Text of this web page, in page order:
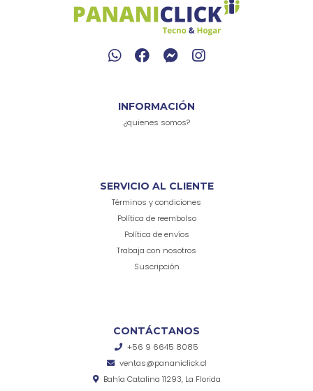
INFORMACIÓN
¿quienes somos?
SERVICIO AL CLIENTE
Términos y condiciones
Política de reembolso
Política de envíos
Trabaja con nosotros
Suscripción
CONTÁCTANOS
+56 9 6645 8085
ventas@pananiclick.cl
Bahía Catalina 11293, La Florida